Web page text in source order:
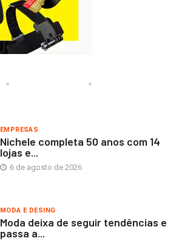
EMPRESAS
Nichele completa 50 anos com 14
lojas e...
6 de agosto de 2026
MODA E DESING
Moda deixa de seguir tendências e
passa a...